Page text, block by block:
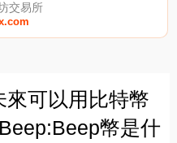
交易所
可以用比特幣
幣是什